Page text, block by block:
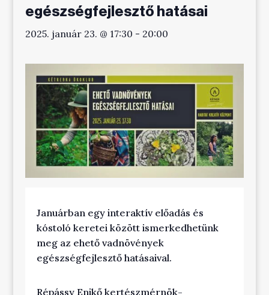
egészségfejlesztő hatásai
2025. január 23. @ 17:30 - 20:00
Januárban egy interaktív előadás és
kóstoló keretei között ismerkedhetünk
meg az ehető vadnövények
egészségfejlesztő hatásaival.
Répássy Enikő kertészmérnök-